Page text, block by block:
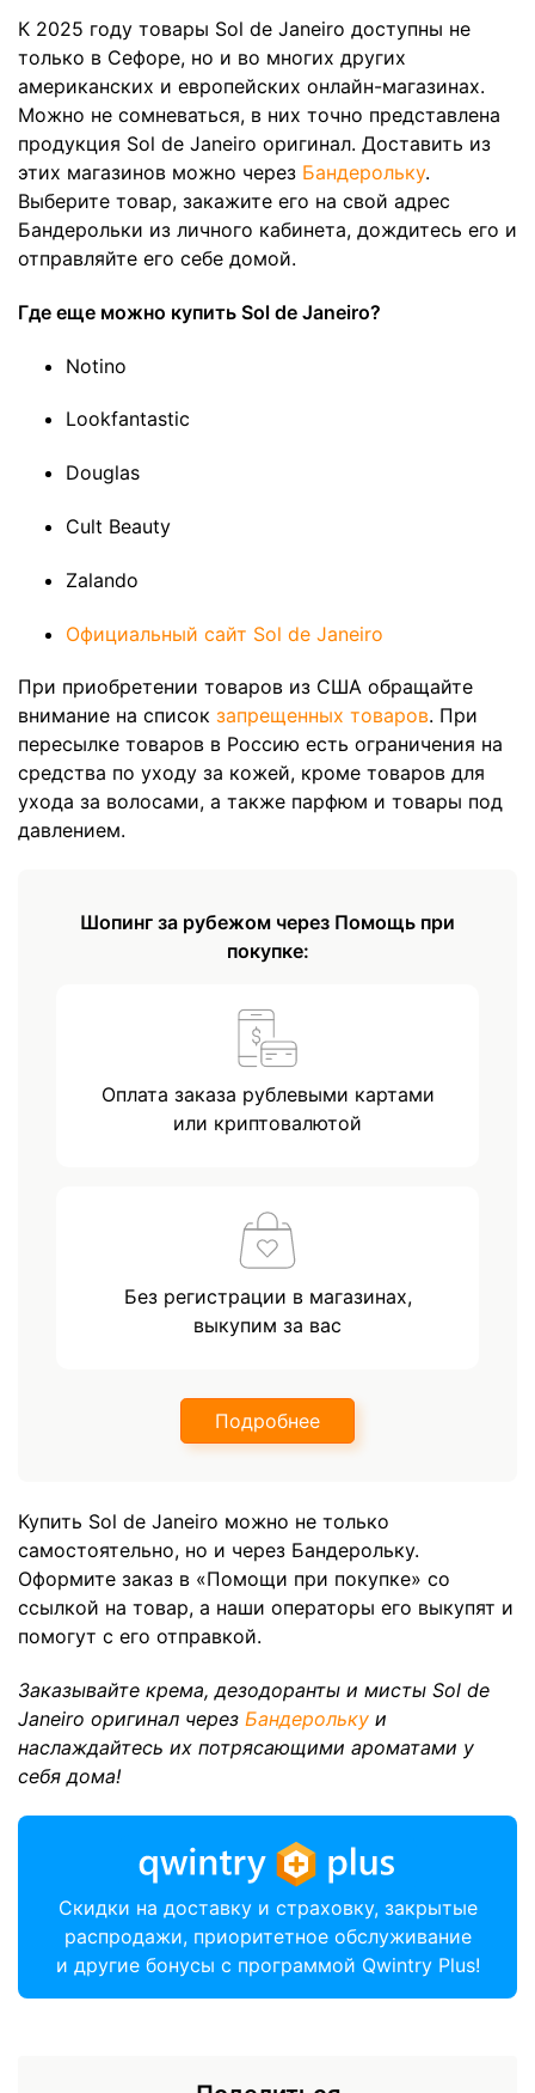
К 2025 году товары Sol de Janeiro доступны не
только в Сефоре, но и во многих других
американских и европейских онлайн-магазинах.
Можно не сомневаться, в них точно представлена
продукция Sol de Janeiro оригинал. Доставить из
этих магазинов можно через Бандерольку.
Выберите товар, закажите его на свой адрес
Бандерольки из личного кабинета, дождитесь его и
отправляйте его себе домой.
Где еще можно купить Sol de Janeiro?
Notino
Lookfantastic
Douglas
Cult Beauty
Zalando
Официальный сайт Sol de Janeiro
При приобретении товаров из США обращайте
внимание на список запрещенных товаров. При
пересылке товаров в Россию есть ограничения на
средства по уходу за кожей, кроме товаров для
ухода за волосами, а также парфюм и товары под
давлением.
Шопинг за рубежом через Помощь при
покупке:
Оплата заказа рублевыми картами
или криптовалютой
Без регистрации в магазинах,
выкупим за вас
Подробнее
Купить Sol de Janeiro можно не только
самостоятельно, но и через Бандерольку.
Оформите заказ в «Помощи при покупке» со
ссылкой на товар, а наши операторы его выкупят и
помогут с его отправкой.
Заказывайте крема, дезодоранты и мисты Sol de
Janeiro оригинал через Бандерольку и
наслаждайтесь их потрясающими ароматами у
себя дома!
Скидки на доставку и страховку, закрытые
распродажи, приоритетное обслуживание
и другие бонусы с программой Qwintry Plus!